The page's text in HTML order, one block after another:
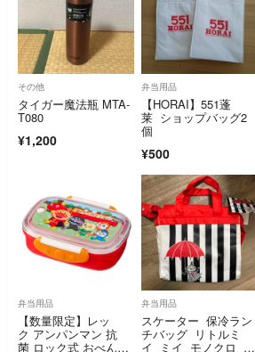
その他
タイガー魔法瓶 MTA-
T080
¥1,200
弁当用品
【HORAI】551蓬
莱 ショップバッグ2
個
¥500
弁当用品
【数量限定】レッ
ク アンパンマン 抗
菌 ロック式 おべんと
弁当用品
スケーター 保冷ラン
チバッグ リトルミ
イ ミイ モノクロ 保